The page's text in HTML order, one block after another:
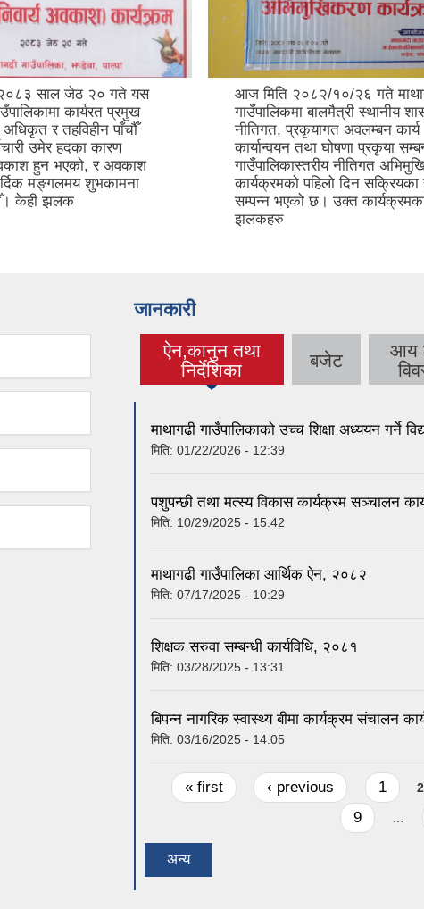
साल जेठ २० गते यस
कार्यरत प्रमुख
र तहविहीन पाँचौँ
उमेर हदका कारण
हुन भएको, र अवकाश
मङ्गलमय शुभकामना
केही झलक
आज मिति २०८२/१०/२६ गते
गाउँपालिकमा बालमैत्री स्थानीय
नीतिगत, प्रकृयागत अवलम्बन कार्य
कार्यान्वयन तथा घोषणा प्रकृया
गाउँपालिकास्तरीय नीतिगत
कार्यक्रमको पहिलो दिन सक्रियका
सम्पन्न भएको छ। उक्त
झलकहरु
जानकारी
ऐन,कानुन तथा
निर्देशिका
(active tab) बजेट
आय
माथागढी गाउँपालिकाको उच्च शिक्षा अध्ययन गर्ने
मिति: 01/22/2026 - 12:39
पशुपन्छी तथा मत्स्य विकास कार्यक्रम सञ्चालन
मिति: 10/29/2025 - 15:42
माथागढी गाउँपालिका आर्थिक ऐन, २०८२
मिति: 07/17/2025 - 10:29
शिक्षक सरुवा सम्बन्धी कार्यविधि, २०८१
मिति: 03/28/2025 - 13:31
बिपन्न नागरिक स्वास्थ्य बीमा कार्यक्रम संचालन
मिति: 03/16/2025 - 14:05
Pages
« first ‹ previous 1 2
9
…
अन्य